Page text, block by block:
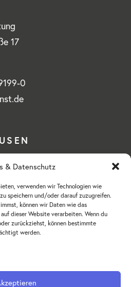
& Datenschutz
verwenden wir Technologien wie
speichern und/oder darauf zuzugreifen.
können wir Daten wie das
dieser Website verarbeiten. Wenn du
zurückziehst, können bestimmte
werden.
17
0
a
18-0